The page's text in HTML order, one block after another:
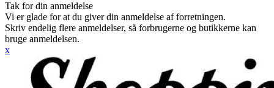
Tak for din anmeldelse
Vi er glade for at du giver din anmeldelse af forretningen.
Skriv endelig flere anmeldelser, så forbrugerne og butikkerne kan
bruge anmeldelsen.
x